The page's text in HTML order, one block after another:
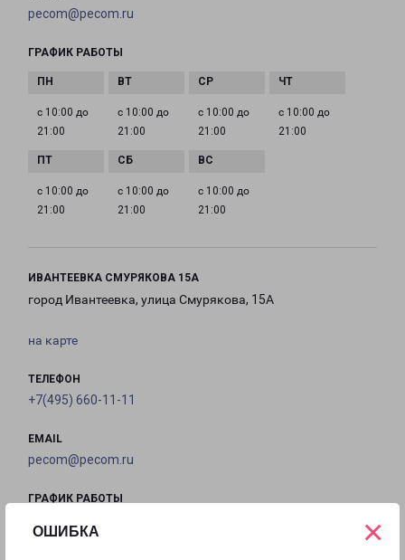
ОШИБКА ×
pecom@pecom.ru
ГРАФИК РАБОТЫ
с 10:00 до
21:00
с 10:00 до
21:00
с 10:00 до
21:00
с 10:00 до
21:00
с 10:00 до
21:00
с 10:00 до
21:00
с 10:00 до
21:00
ИВАНТЕЕВКА СМУРЯКОВА 15А
город Ивантеевка, улица Смурякова, 15А
на карте
ТЕЛЕФОН
+7(495) 660-11-11
EMAIL
pecom@pecom.ru
ГРАФИК РАБОТЫ